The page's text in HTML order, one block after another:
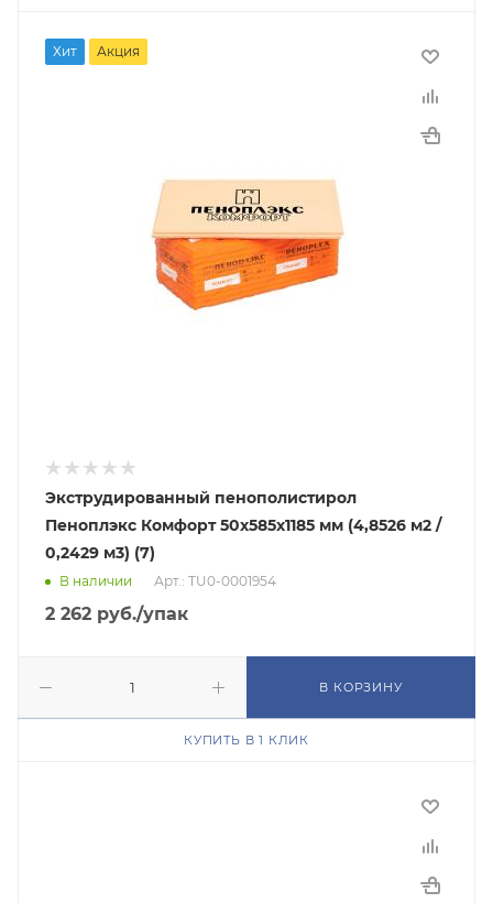
Хит Акция
Экструдированный пенополистирол
Пеноплэкс Комфорт 50х585х1185 мм (4,8526 м2 /
0,2429 м3) (7)
В наличии Арт.: TU0-0001954
2 262 руб./упак
В КОРЗИНУ
КУПИТЬ В 1 КЛИК